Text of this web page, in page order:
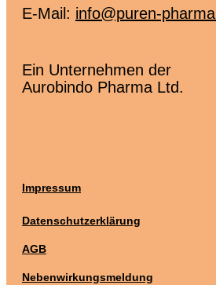
E-Mail: info@puren-
Ein Unternehmen der
Aurobindo Pharma Ltd.
Impressum
Datenschutzerklärung
AGB
Nebenwirkungsmeldung